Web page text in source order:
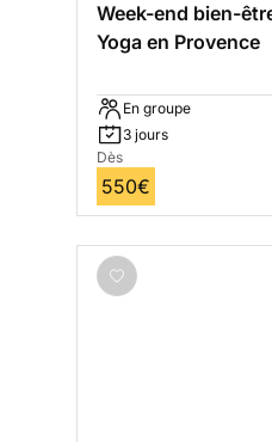
Week-end bien-
Yoga en Provence
En groupe
3 jours
Dès
550€